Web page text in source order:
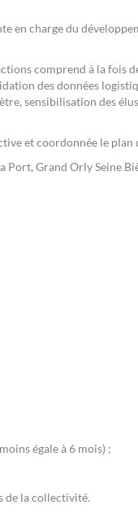
en charge du
comprend à la
des données
sensibilisation des
et coordonnée le plan
Port, Grand Orly Seine
égale à 6 mois) ;
de la collectivité.